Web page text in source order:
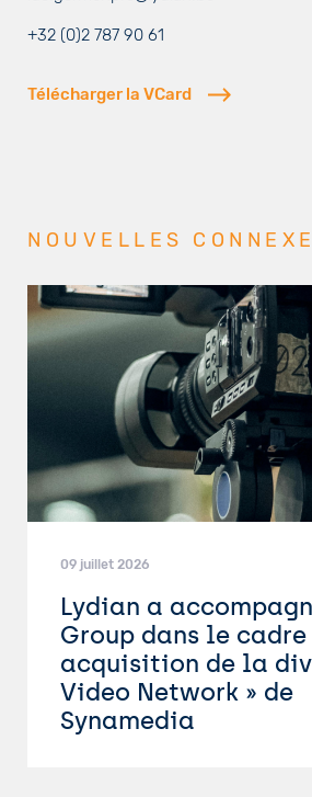
+32 (0)2 787 90 61
Télécharger la VCard
NOUVELLES
09 juillet 2026
Lydian a
Group dans le cadre
acquisition de la
Video Network » de
Synamedia